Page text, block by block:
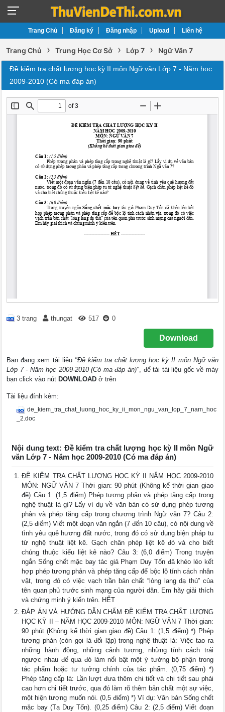
Trang Chủ Đăng ký Đăng nhập Upload Liên hệ
Trang Chủ › Trung Học Cơ Sở › Lớp 7 › Ngữ Văn 7
Đề kiểm tra chất lượng học kỳ II môn Ngữ văn Lớp 7 - Năm học
2009-2010 (Có ma đáp án)
3 trang thungat 517 0
Download
Bạn đang xem tài liệu "Đề kiểm tra chất lượng học kỳ II môn Ngữ văn
Lớp 7 - Năm học 2009-2010 (Có ma đáp án)", để tải tài liệu gốc về máy
bạn click vào nút DOWNLOAD ở trên
Tài liệu đính kèm:
de_kiem_tra_chat_luong_hoc_ky_ii_mon_ngu_van_lop_7_nam_hoc
_2.doc
Nội dung text: Đề kiểm tra chất lượng học kỳ II môn Ngữ
văn Lớp 7 - Năm học 2009-2010 (Có ma đáp án)
ĐỀ KIỂM TRA CHẤT LƯỢNG HỌC KỲ II NĂM HỌC 2009-2010
MÔN: NGỮ VĂN 7 Thời gian: 90 phút (Không kể thời gian giao
đề) Câu 1: (1,5 điểm) Phép tương phản và phép tăng cấp trong
nghệ thuật là gì? Lấy ví dụ về văn bản có sử dụng phép tương
phản và phép tăng cấp trong chương trình Ngữ văn 7? Câu 2:
(2,5 điểm) Viết một đoạn văn ngắn (7 đến 10 câu), có nội dung về
tình yêu quê hương đất nước, trong đó có sử dụng biện pháp tu
từ nghệ thuật liệt kê. Gạch chân phép liệt kê đó và cho biết
chúng thuộc kiểu liệt kê nào? Câu 3: (6,0 điểm) Trong truyện
ngắn Sống chết mặc bay tác giả Phạm Duy Tốn đã khéo léo kết
hợp phép tương phản và phép tăng cấp để bộc lộ tính cách nhân
vật, trong đó có việc vạch trần bản chất “lòng lang dạ thú” của
tên quan phủ trước sinh mạng của người dân. Em hãy giải thích
và chứng minh ý kiến trên. HẾT
ĐÁP ÁN VÀ HƯỚNG DẪN CHẤM ĐỀ KIỂM TRA CHẤT LƯỢNG
HỌC KỲ II – NĂM HỌC 2009-2010 MÔN: NGỮ VĂN 7 Thời gian:
90 phút (Không kể thời gian giao đề) Câu 1: (1,5 điểm) *) Phép
tương phản (còn gọi là đối lập) trong nghệ thuật là: Việc tao ra
những hành động, những cảnh tượng, những tính cách trái
ngược nhau để qua đó làm nổi bật một ý tưởng bộ phận trong
tác phẩm hoặc tư tưởng chính của tác phẩm. (0,75 điểm) *)
Phép tăng cấp là: Lần lượt đưa thêm chi tiết và chi tiết sau phải
cao hơn chi tiết trước, qua đó làm rõ thêm bản chất một sự việc,
một hiện tượng muốn nói. (0,5 điểm) *) Ví dụ: Văn bản Sống chết
mặc bay (Tạ Duy Tốn). (0,25 điểm) Câu 2: (2,5 điểm) Viết đoạn